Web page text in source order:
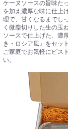
ケーヌソースの旨味た
を加え濃厚な味に仕上
理で、甘くなるまでし
く微塵切りした生の玉
ソースで仕上げた、濃
き・ロシア風』をセット
ご家庭でお気軽にビス
い。